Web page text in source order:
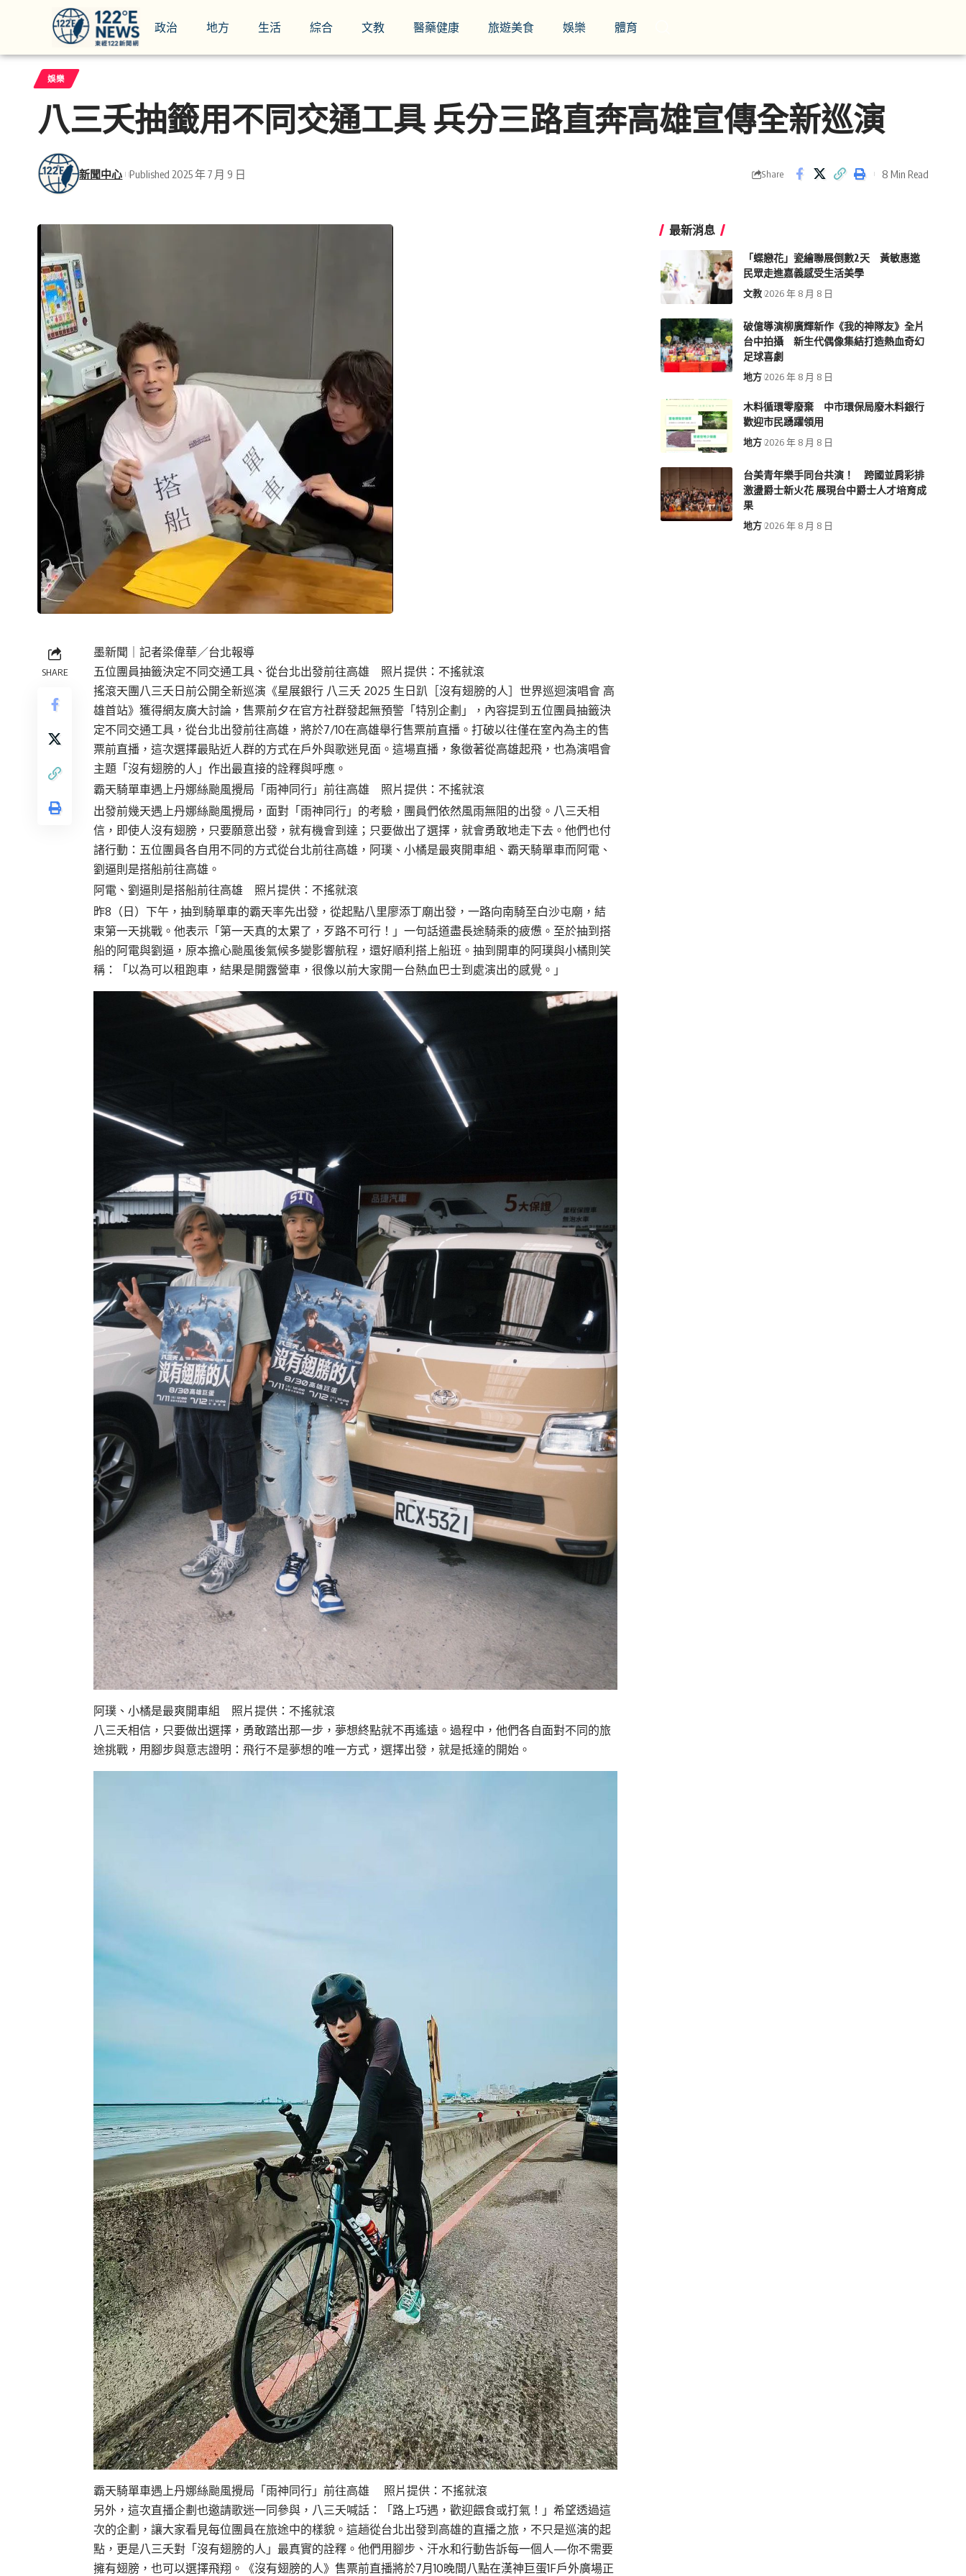
政治 地方 生活 綜合 文教 醫藥健康 旅遊美食 娛樂 體育
娛樂
八三夭抽籤用不同交通工具 兵分三路直奔高雄宣傳全新巡演
新聞中心 Published 2025 年 7 月 9 日 Share 8 Min Read
SHARE
墨新聞 ｜記者梁偉華／台北報導
五位團員抽籤決定不同交通工具、從台北出發前往高雄 照片提供：不搖就滾
搖滾天團八三夭日前公開全新巡演《星展銀行 八三夭 2025 生日趴［沒有翅膀的人］世界巡迴演唱會 高
雄首站》獲得網友廣大討論，售票前夕在官方社群發起無預警「特別企劃」，內容提到五位團員抽籤決
定不同交通工具，從台北出發前往高雄，將於7/10在高雄舉行售票前直播。打破以往僅在室內為主的售
票前直播，這次選擇最貼近人群的方式在戶外與歌迷見面。這場直播，象徵著從高雄起飛，也為演唱會
主題「沒有翅膀的人」作出最直接的詮釋與呼應。
霸天騎單車遇上丹娜絲颱風攪局「雨神同行」前往高雄 照片提供：不搖就滾
出發前幾天遇上丹娜絲颱風攪局，面對「雨神同行」的考驗，團員們依然風雨無阻的出發。八三夭相
信，即使人沒有翅膀，只要願意出發，就有機會到達；只要做出了選擇，就會勇敢地走下去。他們也付
諸行動：五位團員各自用不同的方式從台北前往高雄，阿璞、小橘是最爽開車組、霸天騎單車而阿電、
劉逼則是搭船前往高雄。
阿電、劉逼則是搭船前往高雄 照片提供：不搖就滾
昨8（日）下午，抽到騎單車的霸天率先出發，從起點八里廖添丁廟出發，一路向南騎至白沙屯廟，結
束第一天挑戰。他表示「第一天真的太累了，歹路不可行！」一句話道盡長途騎乘的疲憊。至於抽到搭
船的阿電與劉逼，原本擔心颱風後氣候多變影響航程，還好順利搭上船班。抽到開車的阿璞與小橘則笑
稱：「以為可以租跑車，結果是開露營車，很像以前大家開一台熱血巴士到處演出的感覺。」
阿璞、小橘是最爽開車組 照片提供：不搖就滾
八三夭相信，只要做出選擇，勇敢踏出那一步，夢想終點就不再遙遠。過程中，他們各自面對不同的旅
途挑戰，用腳步與意志證明：飛行不是夢想的唯一方式，選擇出發，就是抵達的開始。
霸天騎單車遇上丹娜絲颱風攪局「雨神同行」前往高雄 照片提供：不搖就滾
另外，這次直播企劃也邀請歌迷一同參與，八三夭喊話：「路上巧遇，歡迎餵食或打氣！」希望透過這
次的企劃，讓大家看見每位團員在旅途中的樣貌。這趟從台北出發到高雄的直播之旅，不只是巡演的起
點，更是八三夭對「沒有翅膀的人」最真實的詮釋。他們用腳步、汗水和行動告訴每一個人—你不需要
擁有翅膀，也可以選擇飛翔。《沒有翅膀的人》售票前直播將於7月10晚間八點在漢神巨蛋1F戶外廣場正
最新消息
「蝶戀花」瓷繪聯展倒數2天 黃敏惠邀
民眾走進嘉義感受生活美學
文教 2026 年 8 月 8 日
破億導演柳廣輝新作《我的神隊友》全片
台中拍攝 新生代偶像集結打造熱血奇幻
足球喜劇
地方 2026 年 8 月 8 日
木料循環零廢棄 中市環保局廢木料銀行
歡迎市民踴躍領用
地方 2026 年 8 月 8 日
台美青年樂手同台共演！ 跨國並肩彩排
激盪爵士新火花 展現台中爵士人才培育成
果
地方 2026 年 8 月 8 日